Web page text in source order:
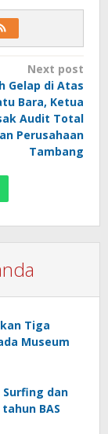
Next post
Gelap di Atas
Bara, Ketua
Audit Total
Perusahaan
Tambang
Tiga
Museum
Surfing dan
BAS